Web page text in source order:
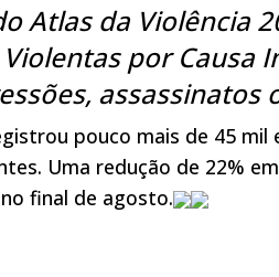
Atlas da Violência
por Causa
pouco mais de 45
Uma redução de 22%
final de agosto.